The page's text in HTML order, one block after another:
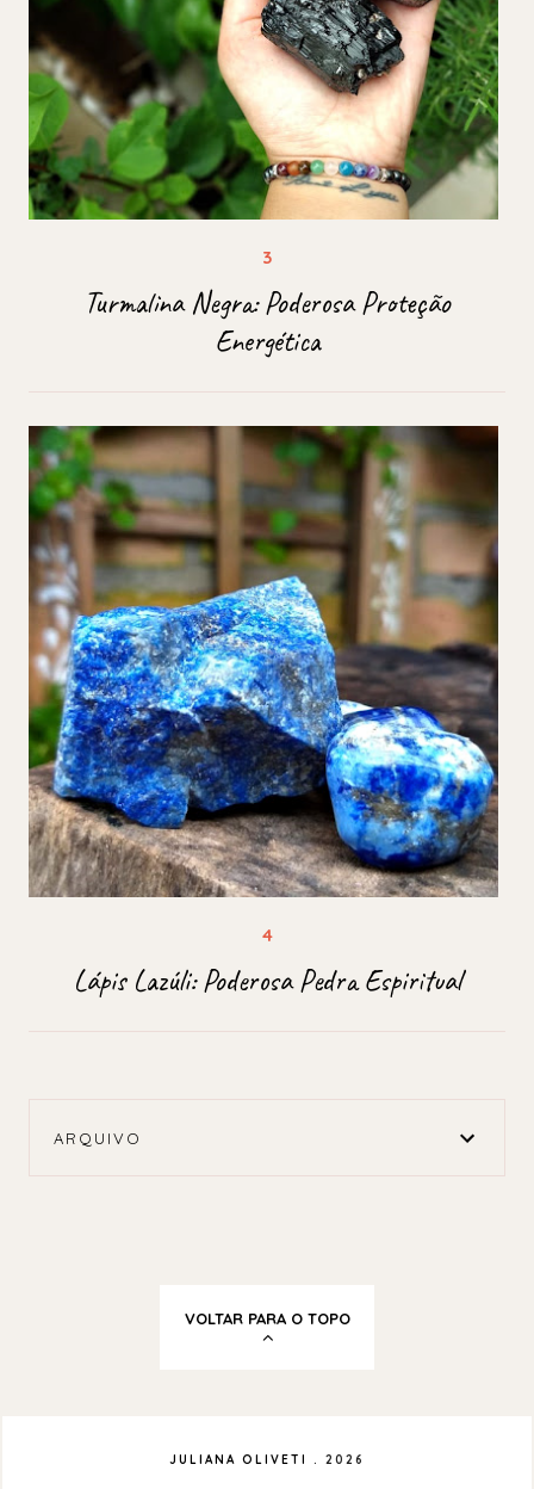
Turmalina Negra: Poderosa Proteção
Energética
Lápis Lazúli: Poderosa Pedra Espiritual
ARQUIVO
VOLTAR PARA O TOPO
JULIANA OLIVETI . 2026